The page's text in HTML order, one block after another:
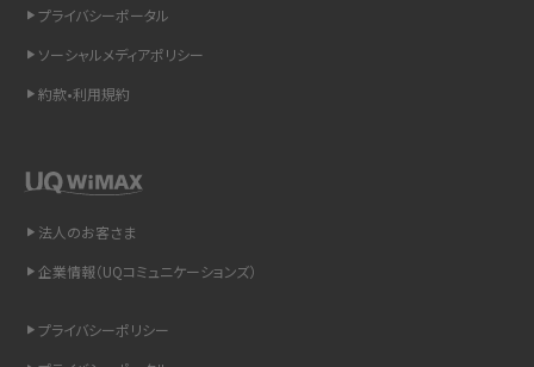
LINEで送信取り消しをする方法は？相手に知られるのか、削除との違いも紹介
詳しく解説
Wi-Fiを快適に使うための速度はどれくらい？用途別の目安・回線ごとの平均を
紹介
LINEの着信音や通知音の設定・変更方法を解説！鳴らない場合の対処法も紹介
プライバシーポータル
ソーシャルメディアポリシー
約款•利用規約
法人のお客さま
企業情報（UQコミュニケーションズ）
プライバシーポリシー